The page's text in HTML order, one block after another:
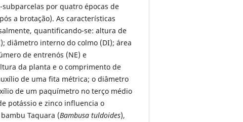
subparcelas por quatro épocas de
a brotação). As características
quantificando-se: altura de
diâmetro interno do colmo (DI); área
de entrenós (NE) e
da planta e o comprimento de
de uma fita métrica; o diâmetro
de um paquímetro no terço médio
potássio e zinco influencia o
Taquara (Bambusa tuldoides),